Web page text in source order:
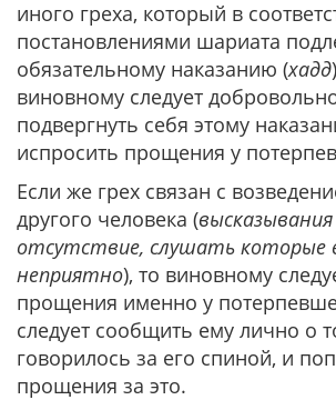
иного греха, который в
постановлениями шариата
обязательному наказанию (хадд
виновному следует
подвергнуть себя этому
испросить прощения у
Если же грех связан с
другого человека (высказывания
отсутствие, слушать которые
неприятно), то виновному
прощения именно у
следует сообщить ему лично о
говорилось за его спиной, и
прощения за это.